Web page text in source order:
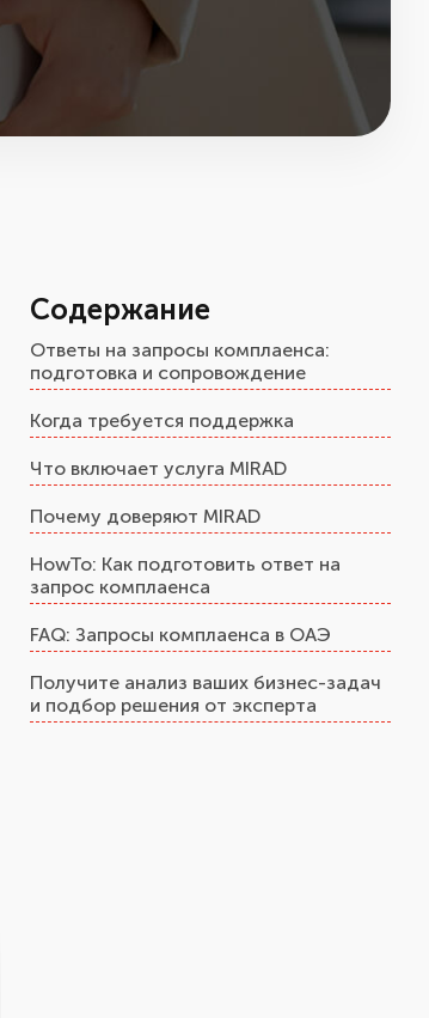
Содержание
Ответы на запросы комплаенса:
подготовка и сопровождение
Когда требуется поддержка
Что включает услуга MIRAD
Почему доверяют MIRAD
HowTo: Как подготовить ответ на
запрос комплаенса
FAQ: Запросы комплаенса в ОАЭ
Получите анализ ваших бизнес-задач
и подбор решения от эксперта